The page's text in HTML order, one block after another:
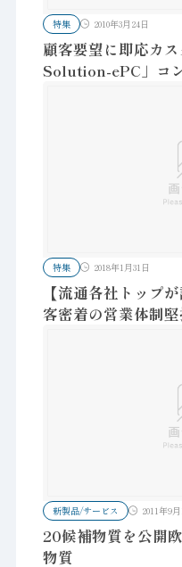
特集 2010年3月24日
顧客要望に即応カ
Solution-ePC」コ
特集 2018年1月31日
【流通各社トップ
客密着の営業体制堅
新製品/サービス 2011年9
20候補物質を公開
物質